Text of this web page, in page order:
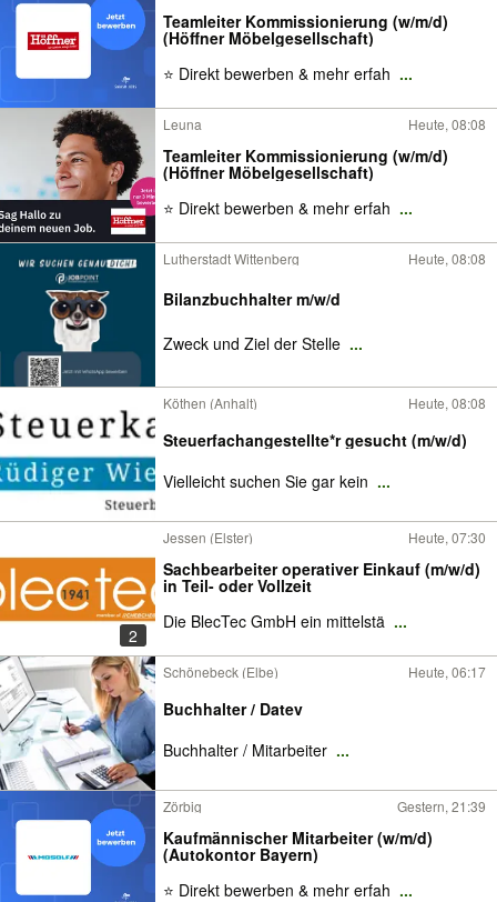
Teamleiter Kommissionierung (w/m/d)
(Höffner Möbelgesellschaft)
⭐ Direkt bewerben & mehr erfah ...
Leuna Heute, 08:08
Teamleiter Kommissionierung (w/m/d)
(Höffner Möbelgesellschaft)
⭐ Direkt bewerben & mehr erfah ...
Lutherstadt Wittenberg Heute, 08:08
Bilanzbuchhalter m/w/d
Zweck und Ziel der Stelle ...
Köthen (Anhalt) Heute, 08:08
Steuerfachangestellte*r gesucht (m/w/d)
Vielleicht suchen Sie gar kein ...
2
Jessen (Elster) Heute, 07:30
Sachbearbeiter operativer Einkauf (m/w/d)
in Teil- oder Vollzeit
Die BlecTec GmbH ein mittelstä ...
Schönebeck (Elbe) Heute, 06:17
Buchhalter / Datev
Buchhalter / Mitarbeiter ...
Zörbig Gestern, 21:39
Kaufmännischer Mitarbeiter (w/m/d)
(Autokontor Bayern)
⭐ Direkt bewerben & mehr erfah ...